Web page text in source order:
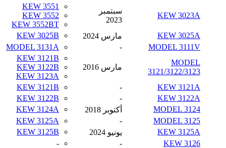
KEW 3023A
سبتمبر
2023
KEW 3551
KEW 3552
KEW 3552BT
KEW 3025A
مارس 2024
KEW 3025B
MODEL 3111V
-
MODEL 3131A
MODEL
3121/3122/3123
مارس 2016
KEW 3121B
KEW 3122B
KEW 3123A
KEW 3121A
-
KEW 3121B
KEW 3122A
-
KEW 3122B
MODEL 3124
أكتوبر 2018
KEW 3124A
MODEL 3125
-
KEW 3125A
KEW 3125A
يونيو 2024
KEW 3125B
KEW 3126
-
-